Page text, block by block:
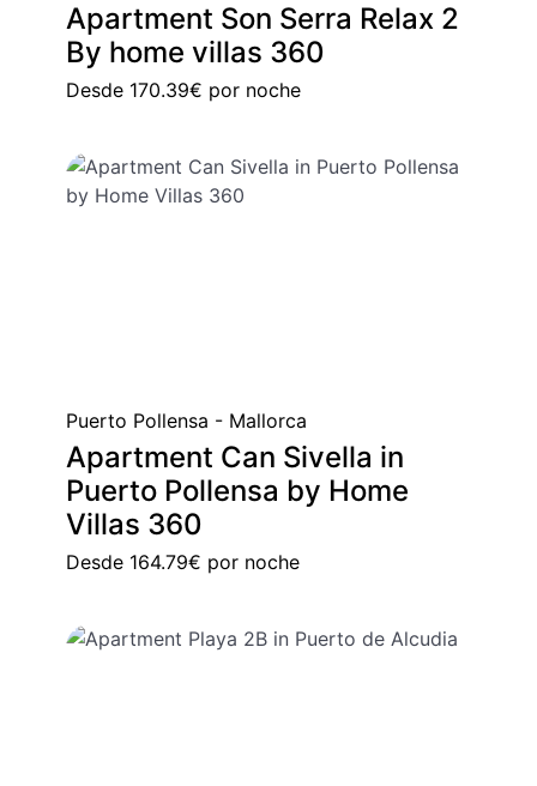
Apartment Son Serra Relax 2
By home villas 360
Desde 170.39€ por noche
Puerto Pollensa - Mallorca
Apartment Can Sivella in
Puerto Pollensa by Home
Villas 360
Desde 164.79€ por noche